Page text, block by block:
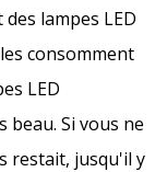
lampes LED
consomment
LED
Si vous ne
restait, jusqu'il y